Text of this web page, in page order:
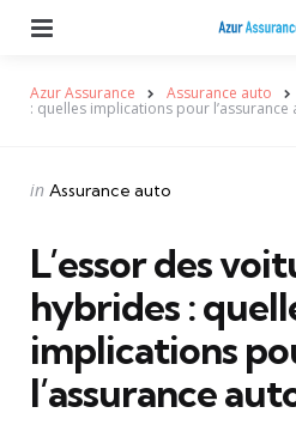
Azur Assurance Assurance auto
: quelles implications pour l’assurance
Categories
Posted
in Assurance auto
L’essor des
hybrides :
implications
l’assurance